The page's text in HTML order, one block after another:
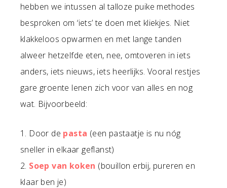
hebben we intussen al talloze puike methodes
besproken om ‘iets’ te doen met kliekjes. Niet
klakkeloos opwarmen en met lange tanden
alweer hetzelfde eten, nee, omtoveren in iets
anders, iets nieuws, iets heerlijks. Vooral restjes
gare groente lenen zich voor van alles en nog
wat. Bijvoorbeeld:
1. Door de pasta (een pastaatje is nu nóg
sneller in elkaar geflanst)
2. Soep van koken (bouillon erbij, pureren en
klaar ben je)